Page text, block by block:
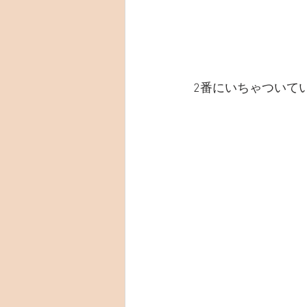
2番にいちゃついて